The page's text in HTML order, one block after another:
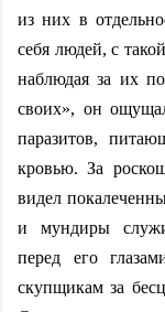
из них в
себя людей, с
наблюдая за их
своих», он
паразитов,
кровью. За
видел
и мундиры
перед его
скупщикам за